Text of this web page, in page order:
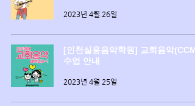
2023년 4월 26일
[인천실용음악학원] 교회음악(CCM)
수업 안내
2023년 4월 25일